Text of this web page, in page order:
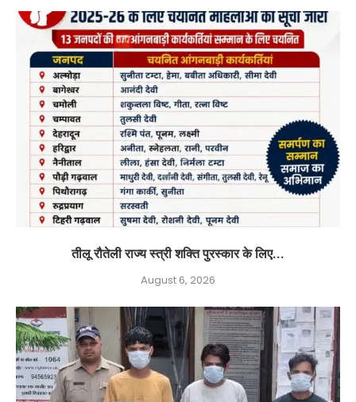
तीलू रौतेली राज्य स्त्री शक्ति पुरस्कार के लिए...
August 6, 2026